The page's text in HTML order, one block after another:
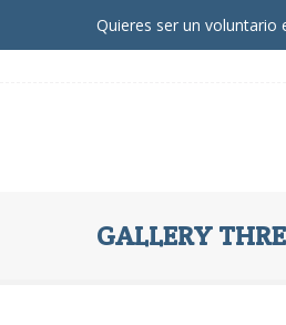
Quieres ser un voluntario
GALLERY